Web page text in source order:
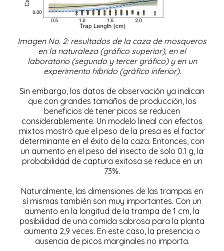
Imagen No. 2: resultados de la caza de mosqueros
en la naturaleza (gráfico superior), en el
laboratorio (segundo y tercer gráfico) y en un
experimento híbrido (gráfico inferior).
Sin embargo, los datos de observación ya indican
que con grandes tamaños de producción, los
beneficios de tener picos se reducen
considerablemente. Un modelo lineal con efectos
mixtos mostró que el peso de la presa es el factor
determinante en el éxito de la caza. Entonces, con
un aumento en el peso del insecto de solo 0.1 g, la
probabilidad de captura exitosa se reduce en un
73%.
Naturalmente, las dimensiones de las trampas en
sí mismas también son muy importantes. Con un
aumento en la longitud de la trampa de 1 cm, la
posibilidad de una comida sabrosa para la planta
aumenta 2,9 veces. En este caso, la presencia o
ausencia de picos marginales no importa.